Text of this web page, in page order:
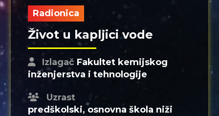
Radionica
Život u kapljici vode
Izlagač Fakultet kemijskog
inženjerstva i tehnologije
Uzrast
predškolski, osnovna škola niži